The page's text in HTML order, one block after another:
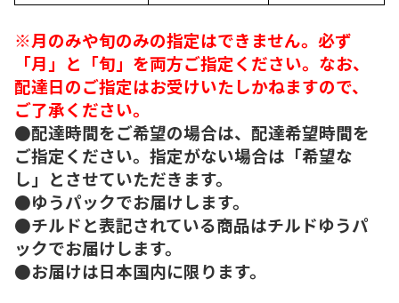
※月のみや旬のみの指定はできません。必ず
「月」と「旬」を両方ご指定ください。なお、
配達日のご指定はお受けいたしかねますので、
ご了承ください。
●配達時間をご希望の場合は、配達希望時間を
ご指定ください。指定がない場合は「希望な
し」とさせていただきます。
●ゆうパックでお届けします。
●チルドと表記されている商品はチルドゆうパ
ックでお届けします。
●お届けは日本国内に限ります。